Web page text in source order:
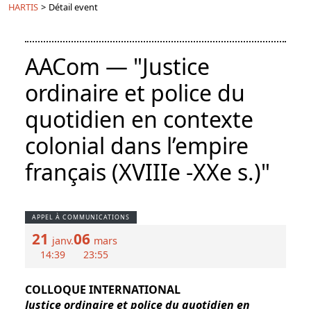
HARTIS > Détail event
AACom — "Justice
ordinaire et police du
quotidien en contexte
colonial dans l’empire
français (XVIIIe -XXe s.)"
APPEL À COMMUNICATIONS
21 janv.
14:39
06 mars
23:55
COLLOQUE INTERNATIONAL
Justice ordinaire et police du quotidien en